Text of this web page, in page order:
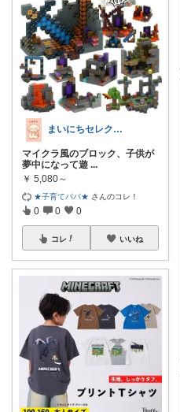
まいにちセレクトdays
マイクラ風のブロック、子供が
夢中になって遊 ...
￥ 5,080～
★子育てパパ★ さんのコレ！
0 0 0
コレ いいね